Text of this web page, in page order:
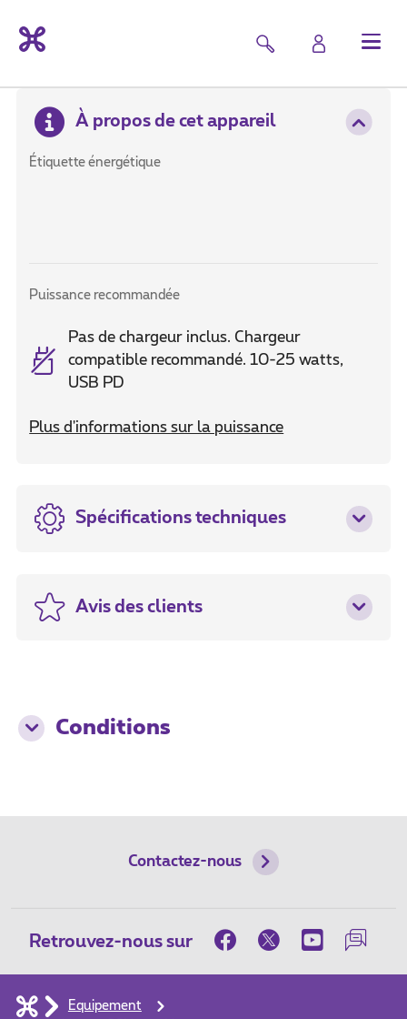
À propos de cet appareil
Étiquette énergétique
Puissance recommandée
Pas de chargeur inclus. Chargeur
compatible recommandé. 10-25 watts,
USB PD
Plus d'informations sur la puissance
Spécifications techniques
Avis des clients
Conditions
Contactez-nous
Retrouvez-nous sur
Equipement